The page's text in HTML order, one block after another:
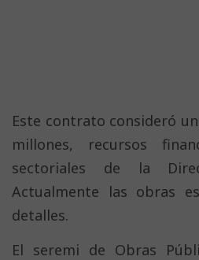
Este contrato consideró
millones, recursos
sectoriales de la
Actualmente las obras
detalles.
El seremi de Obras